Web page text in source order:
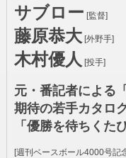
サブロー [監督]
藤原恭大 [外野手]
木村優人 [投手]
元・番記者による
期待の若手カタロ
「優勝を待ちくた
[週刊ベースボール4000号記